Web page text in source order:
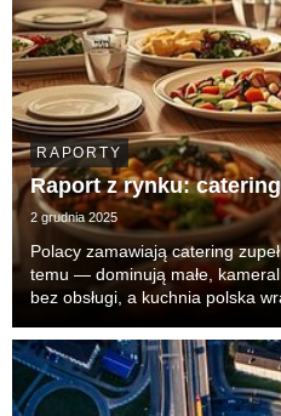
RAPORTY
Raport z rynku: catering
2 grudnia 2025
Polacy zamawiają catering
temu — dominują małe,
bez obsługi, a kuchnia polska
platformy Oferteo.pl p...